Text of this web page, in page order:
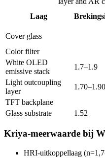
Laag
Cover glass
Color filter
White OLED
emissive stack
1.7–1.9
Light outcoupling
layer
1.70–1.90
TFT backplane
Glass substrate
1.52
Kriya-meerwaarde bij
HRI-uitkoppellaag